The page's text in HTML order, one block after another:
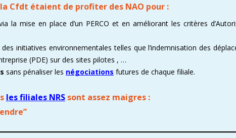
Cfdt étaient de profiter des NAO pour :
la mise en place d’un PERCO et en améliorant les critères
des initiatives environnementales telles que l’indemnisation des
(PDE) sur des sites pilotes , …
sans pénaliser les négociations futures de chaque filiale.
les filiales NRS sont assez maigres :